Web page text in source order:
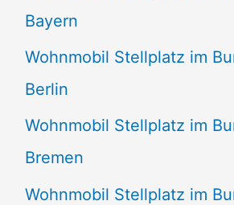
Bayern
Wohnmobil Stellplatz im
Berlin
Wohnmobil Stellplatz im
Bremen
Wohnmobil Stellplatz im